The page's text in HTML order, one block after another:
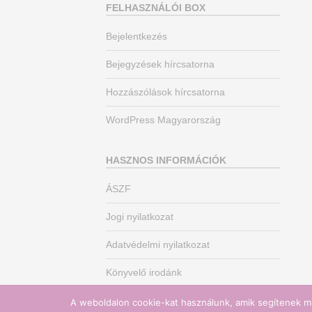
FELHASZNÁLÓI BOX
Bejelentkezés
Bejegyzések hírcsatorna
Hozzászólások hírcsatorna
WordPress Magyarország
HASZNOS INFORMÁCIÓK
ÁSZF
Jogi nyilatkozat
Adatvédelmi nyilatkozat
Könyvelő irodánk
A weboldalon cookie-kat használunk, amik segítenek